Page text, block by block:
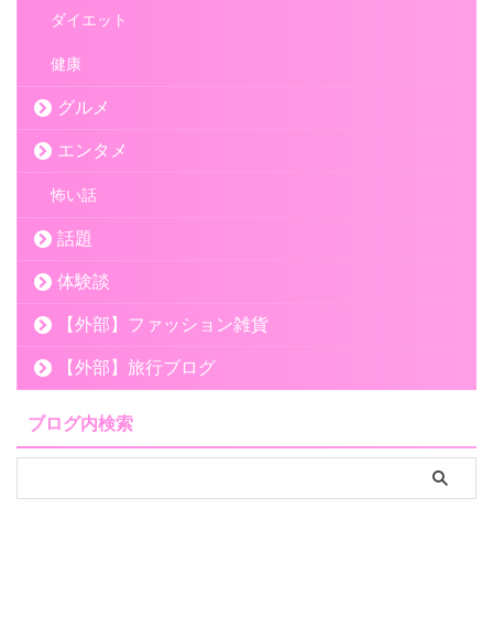
ダイエット
健康
グルメ
エンタメ
怖い話
話題
体験談
【外部】ファッション雑貨
【外部】旅行ブログ
ブログ内検索